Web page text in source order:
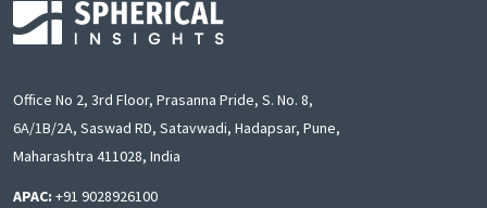
Office No 2, 3rd Floor, Prasanna Pride, S. No. 8,
6A/1B/2A, Saswad RD, Satavwadi, Hadapsar, Pune,
Maharashtra 411028, India
APAC: +91 9028926100